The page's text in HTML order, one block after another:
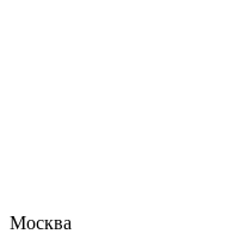
Москва